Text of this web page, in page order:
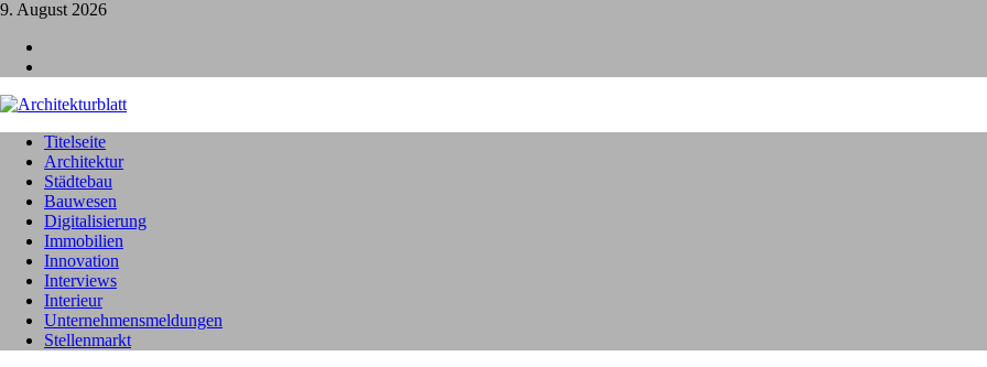
9. August 2026
Titelseite
Architektur
Städtebau
Bauwesen
Digitalisierung
Immobilien
Innovation
Interviews
Interieur
Unternehmensmeldungen
Stellenmarkt